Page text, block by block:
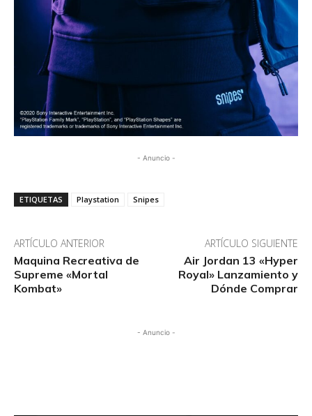
- Anuncio -
ETIQUETAS Playstation Snipes
ARTÍCULO ANTERIOR
Maquina Recreativa de
Supreme «Mortal
Kombat»
ARTÍCULO SIGUIENTE
Air Jordan 13 «Hyper
Royal» Lanzamiento y
Dónde Comprar
- Anuncio -